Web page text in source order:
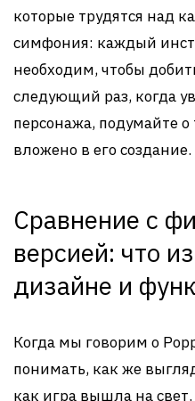
которые трудятся над
симфония: каждый
необходим, чтобы
следующий раз, когда
персонажа, подумайте о
вложено в его
Сравнение с
версией: что
дизайне и
Когда мы говорим о
понимать, как же
как игра вышла на